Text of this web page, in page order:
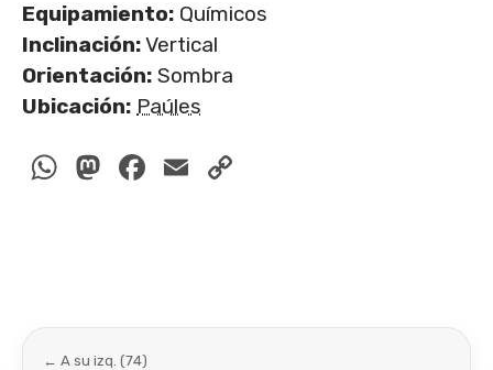
Equipamiento: Químicos
Inclinación:Vertical
Orientación: Sombra
Ubicación: Paúles
WhatsApp
Mastodon
Facebook
Email
← A su izq. (74)